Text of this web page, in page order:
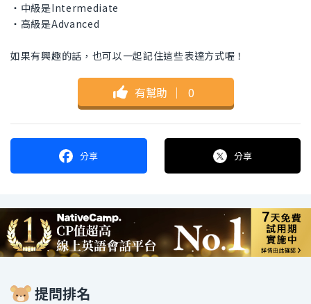
・中級是Intermediate
・高級是Advanced
如果有興趣的話，也可以一起記住這些表達方式喔！
有幫助 ｜ 0
分享 分享
提問排名